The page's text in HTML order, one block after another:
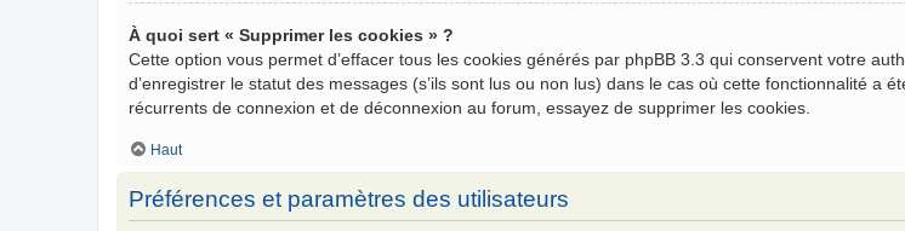
À quoi sert « Supprimer les cookies » ?
Cette option vous permet d’effacer tous les cookies générés par phpBB 3.3 qui conservent votre
d’enregistrer le statut des messages (s’ils sont lus ou non lus) dans le cas où cette fonctionnalité
récurrents de connexion et de déconnexion au forum, essayez de supprimer les cookies.
Haut
Préférences et paramètres des utilisateurs